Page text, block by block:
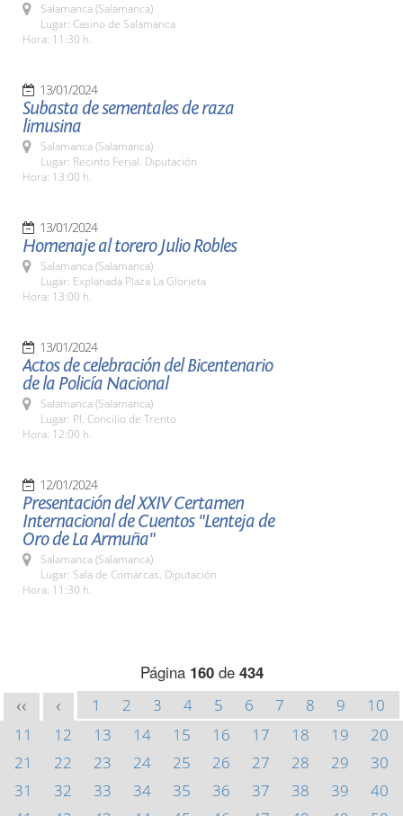
Salamanca (Salamanca)
Lugar: Casino de Salamanca
Hora: 11:30 h.
13/01/2024
Subasta de sementales de raza
limusina
Salamanca (Salamanca)
Lugar: Recinto Ferial. Diputación
Hora: 13:00 h.
13/01/2024
Homenaje al torero Julio Robles
Salamanca (Salamanca)
Lugar: Explanada Plaza La Glorieta
Hora: 13:00 h.
13/01/2024
Actos de celebración del Bicentenario
de la Policía Nacional
Salamanca (Salamanca)
Lugar: Pl. Concilio de Trento
Hora: 12:00 h.
12/01/2024
Presentación del XXIV Certamen
Internacional de Cuentos "Lenteja de
Oro de La Armuña"
Salamanca (Salamanca)
Lugar: Sala de Comarcas. Diputación
Hora: 11:30 h.
Página 160de 434
<< < 1 2 3 4 5 6 7 8 9
10
11
12 13 14 15 16 17 18 19
20
21
22 23 24 25 26 27 28 29
30
31
32 33 34 35 36 37 38 39
40